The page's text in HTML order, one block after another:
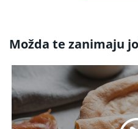
Možda te zanimaju